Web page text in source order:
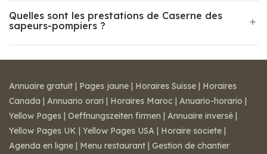
Quelles sont les prestations de Caserne des
sapeurs-pompiers ?
Annuaire gratuit | Pages jaune | Horaires Suisse | Horaires
Canada | Annuario orari | Horaires Maroc | Anuario-horario |
Yellow Pages | Oeffnungszeiten firmen | Annuaire inversé |
Yellow Pages UK | Yellow Pages USA | Horaire societe |
Agenda en ligne | Menu restaurant | Gestion de chantier